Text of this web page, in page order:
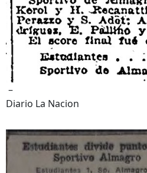
–
Diario La Nacion